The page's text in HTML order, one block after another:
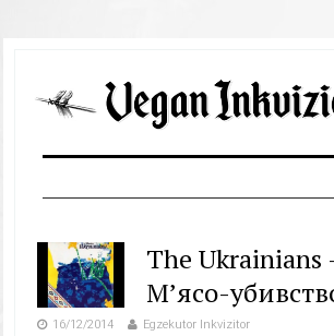
The Ukrainians
М’ясо-
16/12/2014 Egzekutor Inkvizitor